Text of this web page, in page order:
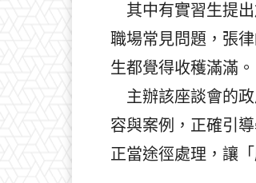
其中有實習生提出
職場常見問題，張
生都覺得收穫滿滿。
主辦該座談會的政
容與案例，正確引
正當途徑處理，讓